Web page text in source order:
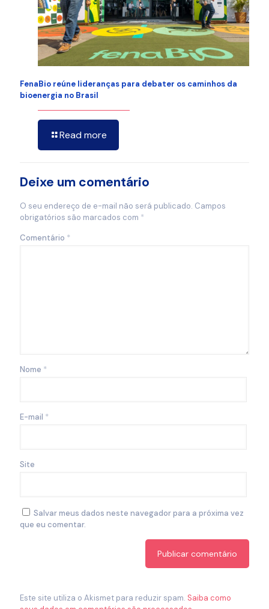
FenaBio reúne lideranças para debater os caminhos da
bioenergia no Brasil
Read more
Deixe um comentário
O seu endereço de e-mail não será publicado. Campos
obrigatórios são marcados com *
Comentário *
Nome *
E-mail *
Site
Salvar meus dados neste navegador para a próxima vez
que eu comentar.
Este site utiliza o Akismet para reduzir spam. Saiba como